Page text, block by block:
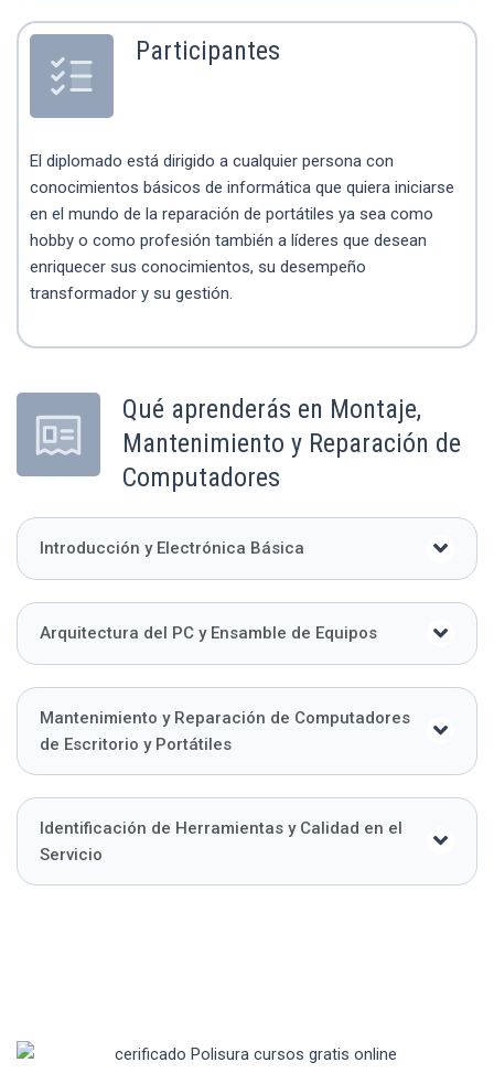
Participantes
El diplomado está dirigido a cualquier persona con
conocimientos básicos de informática que quiera iniciarse
en el mundo de la reparación de portátiles ya sea como
hobby o como profesión también a líderes que desean
enriquecer sus conocimientos, su desempeño
transformador y su gestión.
Qué aprenderás en Montaje,
Mantenimiento y Reparación de
Computadores
Introducción y Electrónica Básica
Arquitectura del PC y Ensamble de Equipos
Mantenimiento y Reparación de Computadores
de Escritorio y Portátiles
Identificación de Herramientas y Calidad en el
Servicio